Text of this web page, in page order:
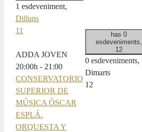
1 esdeveniment,
Dilluns
11
ADDA JOVEN
20:00h - 21:00
CONSERVATORIO
SUPERIOR DE
MÚSICA ÓSCAR
ESPLÁ.
ORQUESTA Y
has 0
esdeveniments,
12
0 esdeveniments,
Dimarts
12